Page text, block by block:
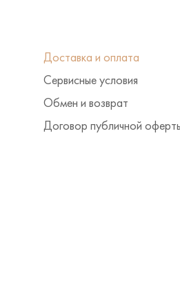
Доставка и оплата
Сервисные условия
Обмен и возврат
Договор публичной